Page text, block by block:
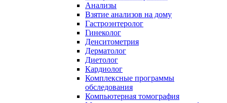
Анализы
Взятие анализов на дому
Гастроэнтеролог
Гинеколог
Денситометрия
Дерматолог
Диетолог
Кардиолог
Комплексные программы
обследования
Компьютерная томография